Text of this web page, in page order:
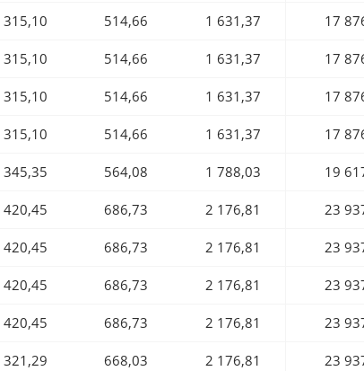
315,10 514,66 1 631,37 17
315,10 514,66 1 631,37 17
315,10 514,66 1 631,37 17
315,10 514,66 1 631,37 17
345,35 564,08 1 788,03 19
420,45 686,73 2 176,81 23
420,45 686,73 2 176,81 23
420,45 686,73 2 176,81 23
420,45 686,73 2 176,81 23
321,29 668,03 2 176,81 23